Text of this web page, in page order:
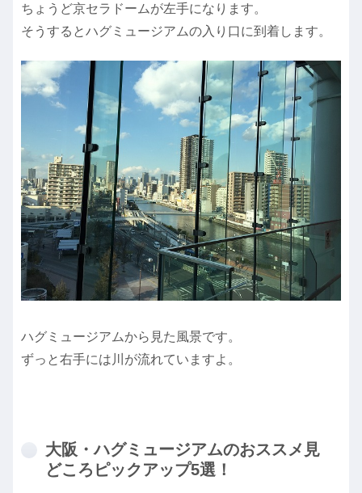
ちょうど京セラドームが左手になります。
そうするとハグミュージアムの入り口に到着します。
ハグミュージアムから見た風景です。
ずっと右手には川が流れていますよ。
大阪・ハグミュージアムのおススメ見
どころピックアップ5選！